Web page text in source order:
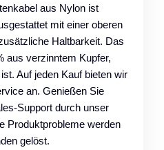
aus Nylon ist
mit einer oberen
Haltbarkeit. Das
aus verzinntem Kupfer,
Auf jeden Kauf bieten wir
an. Genießen Sie
Support durch unser
Produktprobleme werden
gelöst.